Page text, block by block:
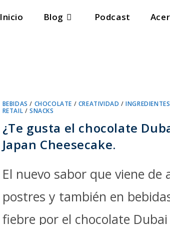
Inicio Blog Podcast
BEBIDAS / CHOCOLATE / CREATIVIDAD /INGREDIENTES
RETAIL / SNACKS
¿Te gusta el chocolate
Japan Cheesecake.
El nuevo sabor que viene de
postres y también en
fiebre por el chocolate